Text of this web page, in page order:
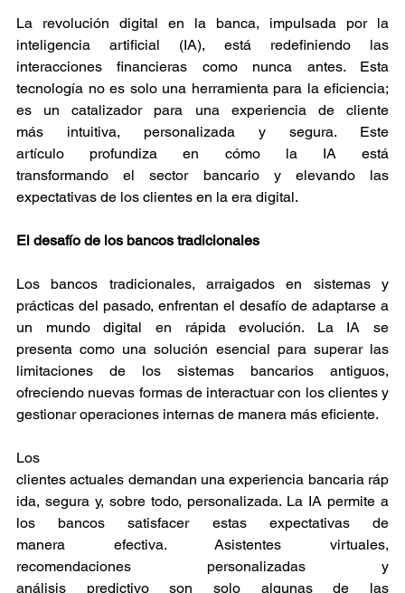
La revolución digital en la banca, impulsada por la
inteligencia artificial (IA), está redefiniendo las
interacciones financieras como nunca antes. Esta
tecnología no es solo una herramienta para la eficiencia;
es un catalizador para una experiencia de cliente
más intuitiva, personalizada y segura. Este
artículo profundiza en cómo la IA está
transformando el sector bancario y elevando las
expectativas de los clientes en la era digital.
El desafío de los bancos tradicionales
Los bancos tradicionales, arraigados en sistemas y
prácticas del pasado, enfrentan el desafío de adaptarse a
un mundo digital en rápida evolución. La IA se
presenta como una solución esencial para superar las
limitaciones de los sistemas bancarios antiguos,
ofreciendo nuevas formas de interactuar con los clientes y
gestionar operaciones internas de manera más eficiente.
Los
clientes actuales demandan una experiencia bancaria ráp
ida, segura y, sobre todo, personalizada. La IA permite a
los bancos satisfacer estas expectativas de
manera efectiva. Asistentes virtuales,
recomendaciones personalizadas y
análisis predictivo son solo algunas de las